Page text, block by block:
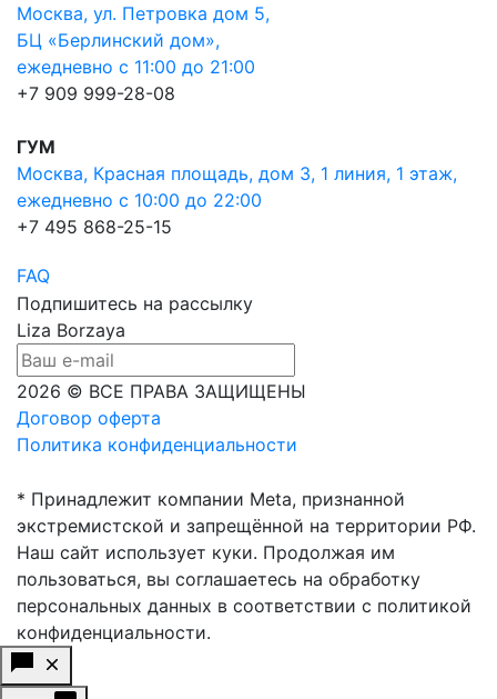
Москва, ул. Петровка дом 5,
БЦ «Берлинский дом»,
ежедневно с 11:00 до 21:00
+7 909 999-28-08
ГУМ
Москва, Красная площадь, дом 3, 1 линия, 1 этаж,
ежедневно с 10:00 до 22:00
+7 495 868-25-15
FAQ
Подпишитесь на рассылку
Liza Borzaya
2026 © ВСЕ ПРАВА ЗАЩИЩЕНЫ
Договор оферта
Политика конфиденциальности
* Принадлежит компании Meta, признанной
экстремистской и запрещённой на территории РФ.
Наш сайт использует куки. Продолжая им
пользоваться, вы соглашаетесь на обработку
персональных данных в соответствии с политикой
конфиденциальности.